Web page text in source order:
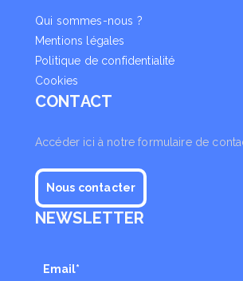
Qui sommes-nous ?
Mentions légales
Politique de confidentialité
Cookies
CONTACT
Accéder ici à notre formulaire de
Nous contacter
NEWSLETTER